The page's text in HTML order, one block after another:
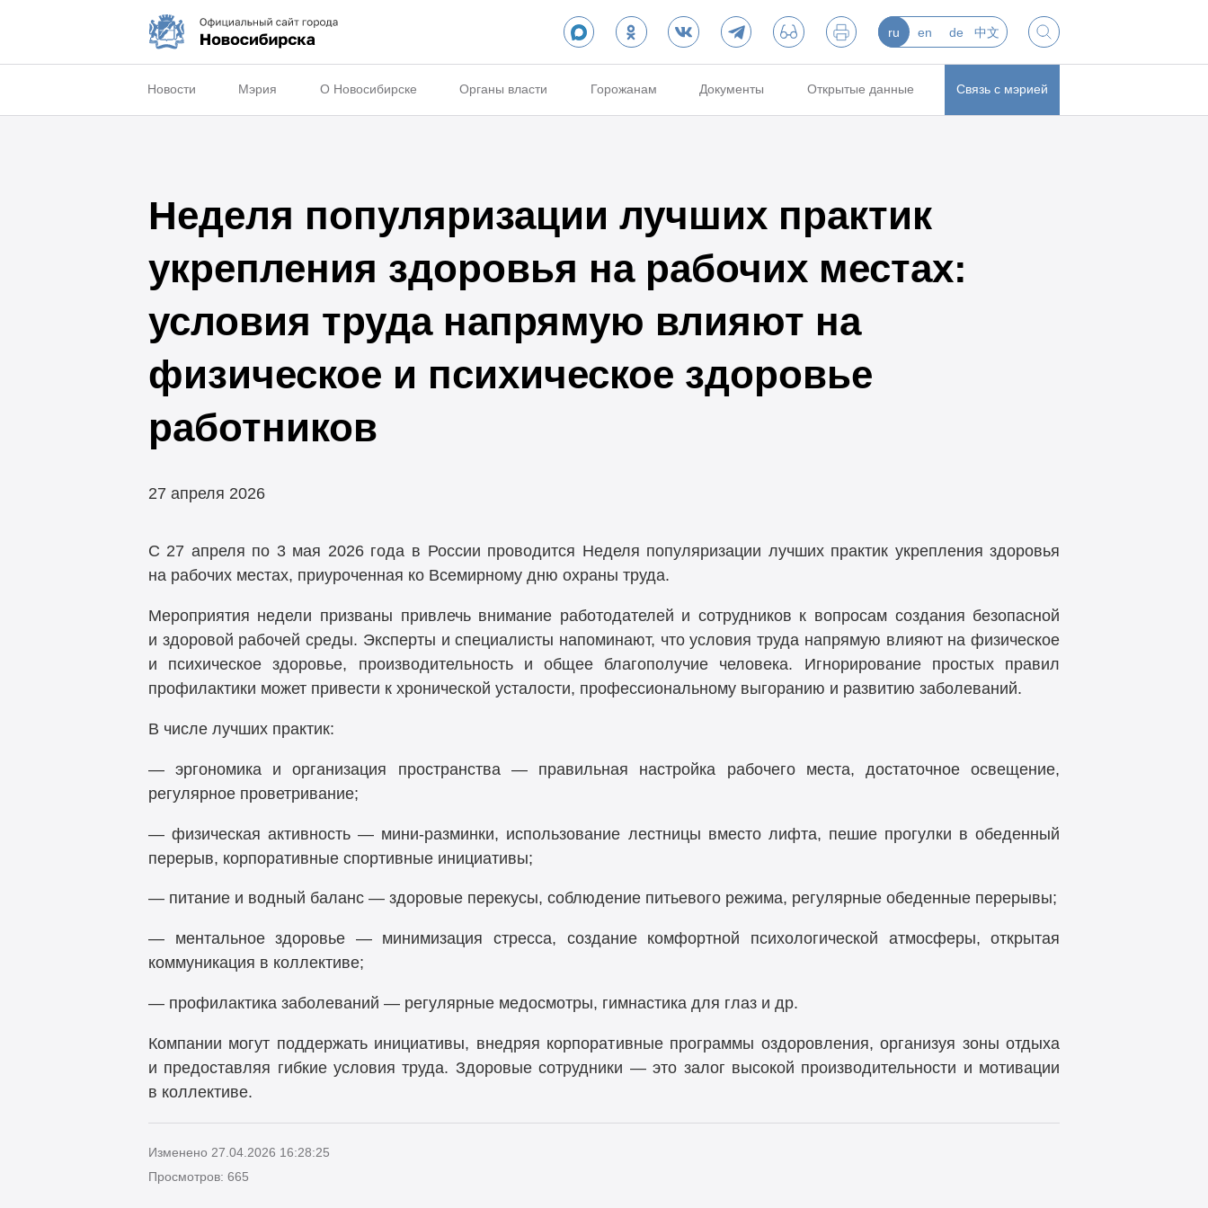
ru en de 中文
Новости Мэрия О Новосибирске Органы власти Горожанам Документы Открытые данные Связь с мэрией
Неделя популяризации лучших практик
укрепления здоровья на рабочих местах:
условия труда напрямую влияют на
физическое и психическое здоровье
работников
27 апреля 2026
С 27 апреля по 3 мая 2026 года в России проводится Неделя популяризации лучших практик укрепления здоровья
на рабочих местах, приуроченная ко Всемирному дню охраны труда.
Мероприятия недели призваны привлечь внимание работодателей и сотрудников к вопросам создания безопасной
и здоровой рабочей среды. Эксперты и специалисты напоминают, что условия труда напрямую влияют на физическое
и психическое здоровье, производительность и общее благополучие человека. Игнорирование простых правил
профилактики может привести к хронической усталости, профессиональному выгоранию и развитию заболеваний.
В числе лучших практик:
— эргономика и организация пространства — правильная настройка рабочего места, достаточное освещение,
регулярное проветривание;
— физическая активность — мини-разминки, использование лестницы вместо лифта, пешие прогулки в обеденный
перерыв, корпоративные спортивные инициативы;
— питание и водный баланс — здоровые перекусы, соблюдение питьевого режима, регулярные обеденные перерывы;
— ментальное здоровье — минимизация стресса, создание комфортной психологической атмосферы, открытая
коммуникация в коллективе;
— профилактика заболеваний — регулярные медосмотры, гимнастика для глаз и др.
Компании могут поддержать инициативы, внедряя корпоративные программы оздоровления, организуя зоны отдыха
и предоставляя гибкие условия труда. Здоровые сотрудники — это залог высокой производительности и мотивации
в коллективе.
Изменено 27.04.2026 16:28:25
Просмотров: 665